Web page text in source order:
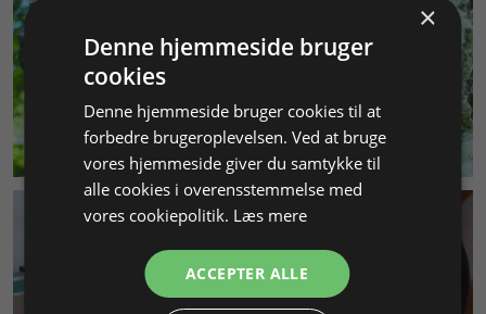
MILJØ & BÆREDYGTIGHED
×
Denne hjemmeside bruger
cookies
Denne hjemmeside bruger cookies til at
forbedre brugeroplevelsen. Ved at bruge
vores hjemmeside giver du samtykke til
alle cookies i overensstemmelse med
vores cookiepolitik. Læs mere
ACCEPTER ALLE